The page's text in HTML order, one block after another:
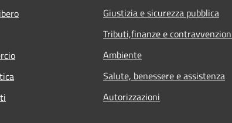
Giustizia e sicurezza pubblica
Tributi,finanze e
Ambiente
Salute, benessere e assistenza
Autorizzazioni